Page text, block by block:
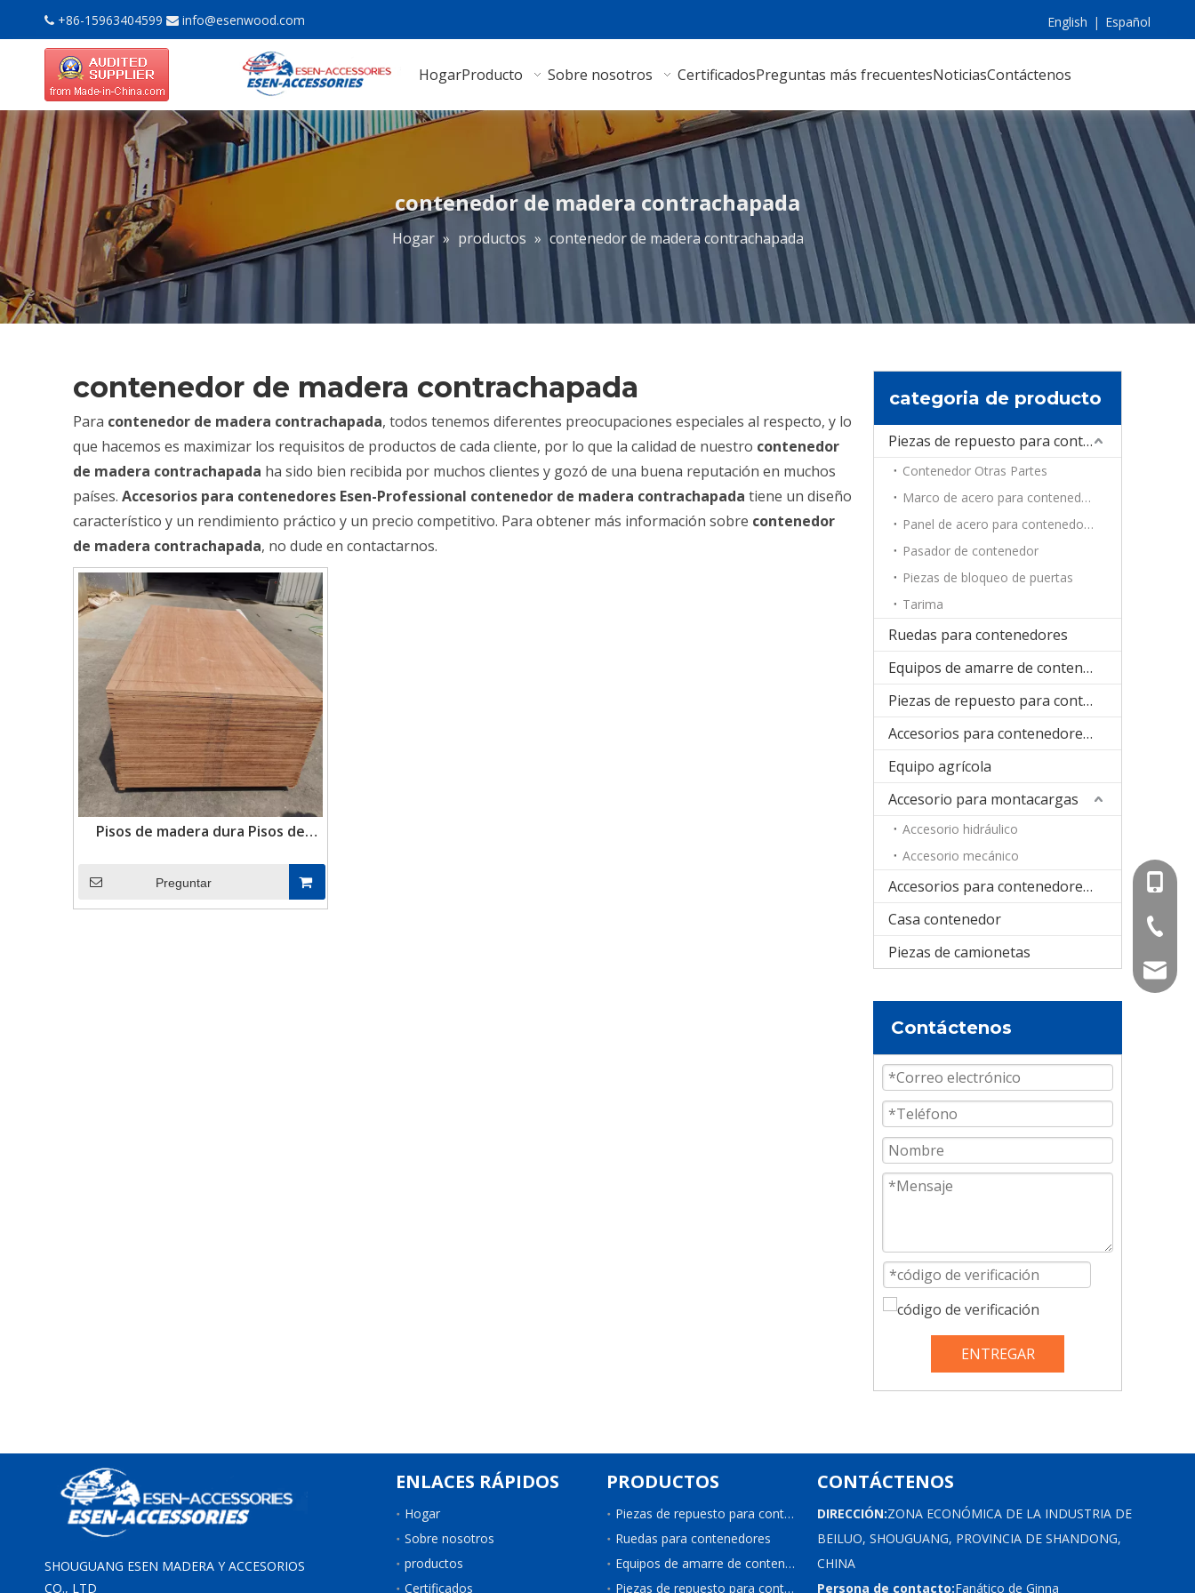
 +86-15963404599  info@esenwood.com English | Español
HogarProducto Sobre nosotros CertificadosPreguntas más frecuentesNoticiasContáctenos
contenedor de madera contrachapada
Hogar » productos » contenedor de madera contrachapada
contenedor de madera contrachapada
Para contenedor de madera contrachapada, todos tenemos diferentes preocupaciones especiales al respecto, y lo
que hacemos es maximizar los requisitos de productos de cada cliente, por lo que la calidad de nuestro contenedor
de madera contrachapada ha sido bien recibida por muchos clientes y gozó de una buena reputación en muchos
países. Accesorios para contenedores Esen-Professional contenedor de madera contrachapada tiene un diseño
característico y un rendimiento práctico y un precio competitivo. Para obtener más información sobre contenedor
de madera contrachapada, no dude en contactarnos.
Pisos de madera dura Pisos de
Preguntar
categoria de producto
Piezas de repuesto para contenedores
Contenedor Otras Partes
Marco de acero para contenedores
Panel de acero para contenedores
Pasador de contenedor
Piezas de bloqueo de puertas
Tarima
Ruedas para contenedores
Equipos de amarre de contenedores
Piezas de repuesto para contenedores de refrigeración
Accesorios para contenedores plegables
Equipo agrícola
Accesorio para montacargas
Accesorio hidráulico
Accesorio mecánico
Accesorios para contenedores cisterna
Casa contenedor
Piezas de camionetas
Contáctenos
ENTREGAR
SHOUGUANG ESEN MADERA Y ACCESORIOS
CO., LTD
ENLACES RÁPIDOS
Hogar
Sobre nosotros
productos
Certificados
PRODUCTOS
Piezas de repuesto para contenedores
Ruedas para contenedores
Equipos de amarre de contenedores
Piezas de repuesto para contenedores de refrigeración
CONTÁCTENOS
DIRECCIÓN:ZONA ECONÓMICA DE LA INDUSTRIA DE
BEILUO, SHOUGUANG, PROVINCIA DE SHANDONG,
CHINA
Persona de contacto:Fanático de Ginna
+86-
+86-